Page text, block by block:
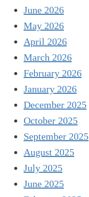
June 2026
May 2026
April 2026
March 2026
February 2026
January 2026
December 2025
October 2025
September 2025
August 2025
July 2025
June 2025